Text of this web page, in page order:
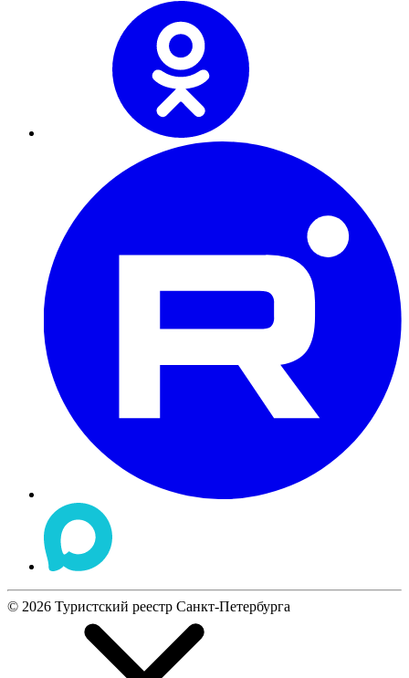
© 2026 Туристский реестр Санкт-Петербурга